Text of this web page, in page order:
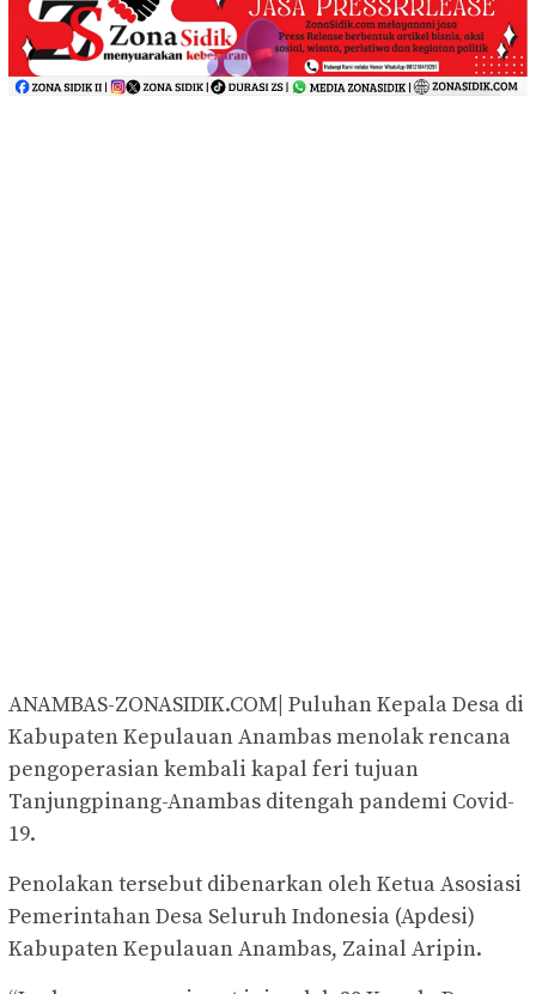
ANAMBAS-ZONASIDIK.COM| Puluhan Kepala Desa di
Kabupaten Kepulauan Anambas menolak rencana
pengoperasian kembali kapal feri tujuan
Tanjungpinang-Anambas ditengah pandemi Covid-
19.
Penolakan tersebut dibenarkan oleh Ketua Asosiasi
Pemerintahan Desa Seluruh Indonesia (Apdesi)
Kabupaten Kepulauan Anambas, Zainal Aripin.